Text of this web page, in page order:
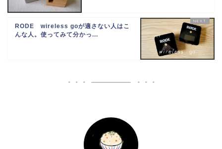
RODE wireless goが適さない人はこ
んな人。使ってみて分かっ...